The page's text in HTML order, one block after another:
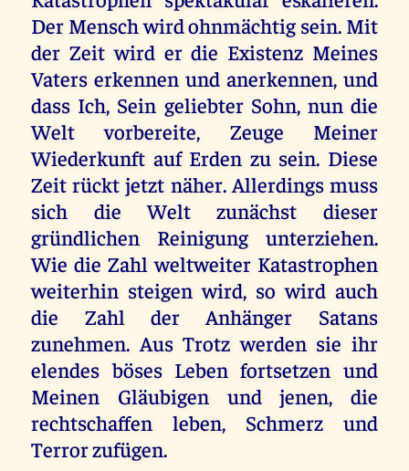
Der Mensch wird ohnmächtig sein. Mit
der Zeit wird er die Existenz Meines
Vaters erkennen und anerkennen, und
dass Ich, Sein geliebter Sohn, nun die
Welt vorbereite, Zeuge Meiner
Wiederkunft auf Erden zu sein. Diese
Zeit rückt jetzt näher. Allerdings muss
sich die Welt zunächst dieser
gründlichen Reinigung unterziehen.
Wie die Zahl weltweiter Katastrophen
weiterhin steigen wird, so wird auch
die Zahl der Anhänger Satans
zunehmen. Aus Trotz werden sie ihr
elendes böses Leben fortsetzen und
Meinen Gläubigen und jenen, die
rechtschaffen leben, Schmerz und
Terror zufügen.